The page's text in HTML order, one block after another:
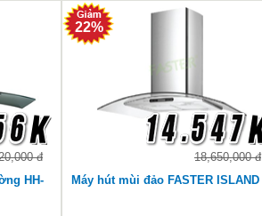
đ
HH-
22%
18,650,000 đ
Máy hút mùi đảo FASTER ISLAND